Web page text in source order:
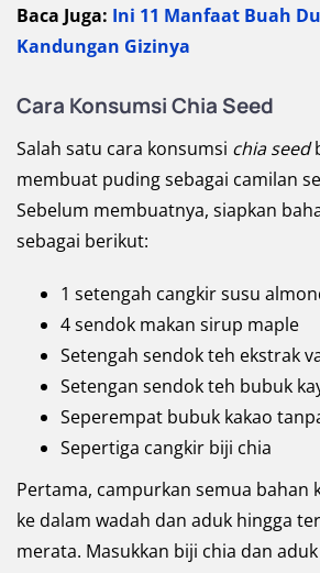
Baca Juga: Ini 11 Manfaat Buah
Kandungan Gizinya
Cara Konsumsi Chia Seed
Salah satu cara konsumsi chia seed
membuat puding sebagai camilan
Sebelum membuatnya, siapkan
sebagai berikut:
1 setengah cangkir susu
4 sendok makan sirup maple
Setengah sendok teh ekstrak
Setengan sendok teh bubuk
Seperempat bubuk kakao
Sepertiga cangkir biji chia
Pertama, campurkan semua bahan
ke dalam wadah dan aduk hingga
merata. Masukkan biji chia dan